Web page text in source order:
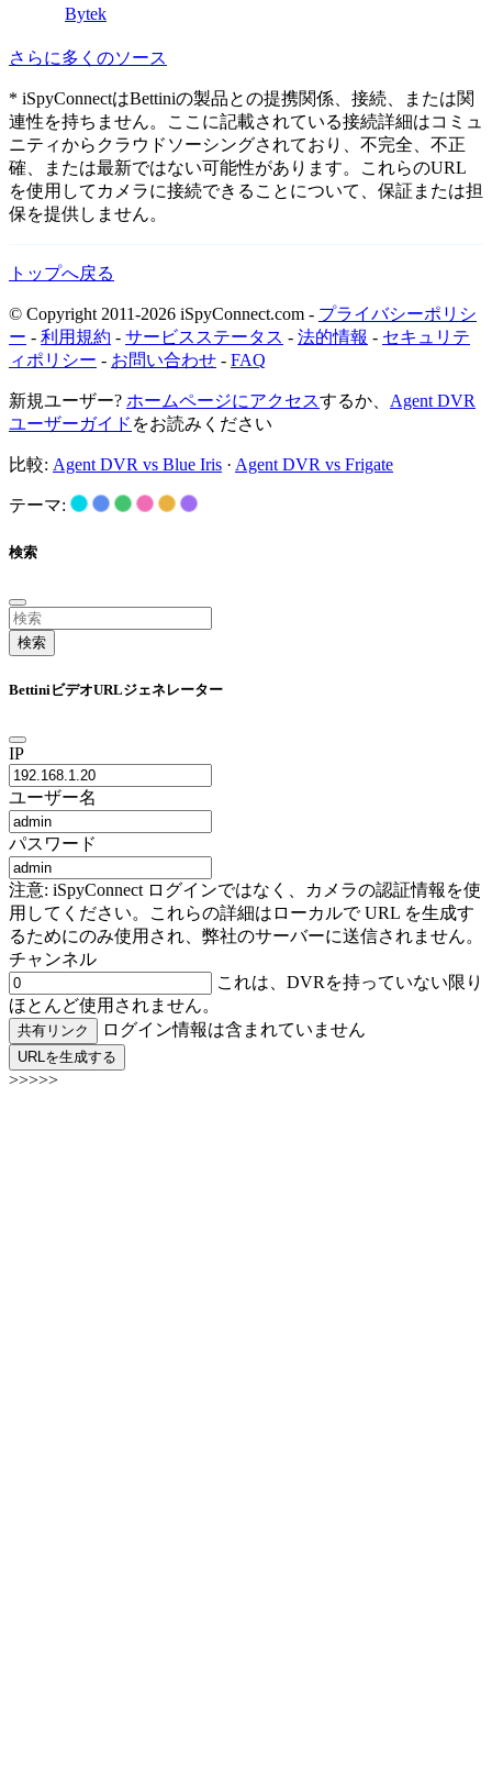
Bytek
さらに多くのソース
* iSpyConnectはBettiniの製品との提携関係、接続、または関
連性を持ちません。ここに記載されている接続詳細はコミュ
ニティからクラウドソーシングされており、不完全、不正
確、または最新ではない可能性があります。これらのURL
を使用してカメラに接続できることについて、保証または担
保を提供しません。
トップへ戻る
© Copyright 2011-2026 iSpyConnect.com - プライバシーポリシ
ー - 利用規約 - サービスステータス - 法的情報 - セキュリテ
ィポリシー - お問い合わせ - FAQ
新規ユーザー? ホームページにアクセスするか、 Agent DVR
ユーザーガイド をお読みください
比較: Agent DVR vs Blue Iris · Agent DVR vs Frigate
テーマ:
検索
検索
BettiniビデオURLジェネレーター
IP
ユーザー名
パスワード
注意: iSpyConnect ログインではなく、カメラの認証情報を使
用してください。これらの詳細はローカルで URL を生成す
るためにのみ使用され、弊社のサーバーに送信されません。
チャンネル
これは、DVRを持っていない限り
ほとんど使用されません。
共有リンク ログイン情報は含まれていません
URLを生成する
>>>>>